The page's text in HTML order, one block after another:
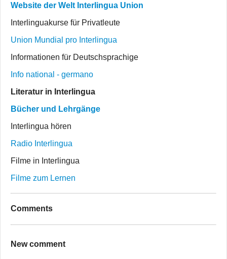
Website der Welt Interlingua Union
Interlinguakurse für Privatleute
Union Mundial pro Interlingua
Informationen für Deutschsprachige
Info national - germano
Literatur in Interlingua
Bücher und Lehrgänge
Interlingua hören
Radio Interlingua
Filme in Interlingua
Filme zum Lernen
Comments
New comment